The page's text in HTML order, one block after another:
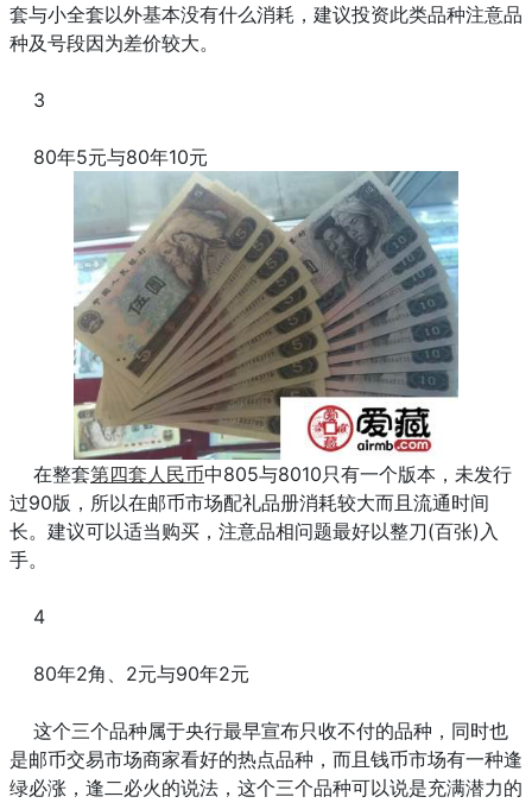
套与小全套以外基本没有什么消耗，建议投资此类品种注意品
种及号段因为差价较大。
3
80年5元与80年10元
在整套第四套人民币中805与8010只有一个版本，未发行
过90版，所以在邮币市场配礼品册消耗较大而且流通时间
长。建议可以适当购买，注意品相问题最好以整刀(百张)入
手。
4
80年2角、2元与90年2元
这个三个品种属于央行最早宣布只收不付的品种，同时也
是邮币交易市场商家看好的热点品种，而且钱币市场有一种逢
绿必涨，逢二必火的说法，这个三个品种可以说是充满潜力的